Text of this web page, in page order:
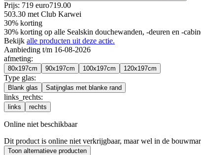
Prijs: 719 euro719.00
503.30 met Club Karwei
30% korting
30% korting op alle Sealskin douchewanden, -deuren en -
Bekijk alle producten uit deze actie.
Aanbieding t/m 16-08-2026
afmeting:
80x197cm 90x197cm 100x197cm 120x197cm
Type glas:
Blank glas Satijnglas met blanke rand
links_rechts:
links rechts
Online niet beschikbaar
Dit product is online niet verkrijgbaar, maar wel in de
Toon alternatieve producten